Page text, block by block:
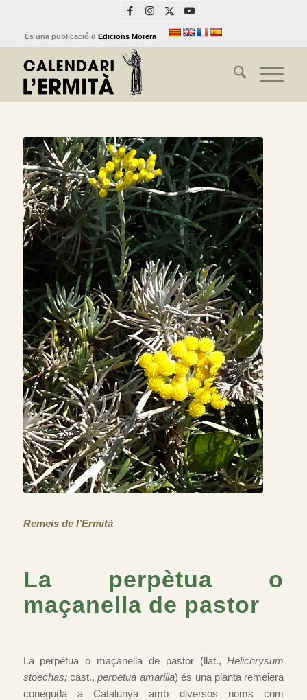
És una publicació d’Edicions Morera
Remeis de l’Ermità
La perpètua o
maçanella de pastor
La perpètua o maçanella de pastor (llat.,Helichrysum
stoechas; cast.,perpetua amarilla) és una planta remeiera
coneguda a Catalunya amb diversos noms com